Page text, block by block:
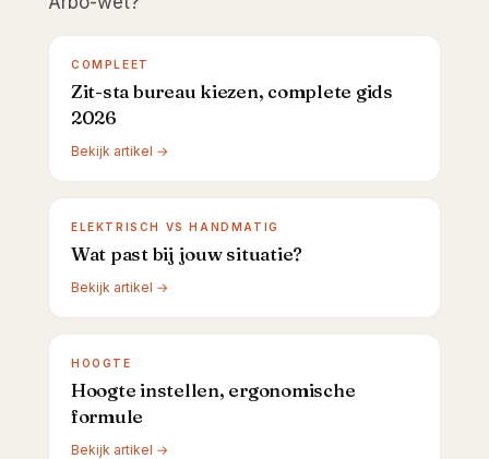
COMPLEET
Zit-sta bureau kiezen, complete gids
2026
Bekijk artikel →
ELEKTRISCH VS HANDMATIG
Wat past bij jouw situatie?
Bekijk artikel →
HOOGTE
Hoogte instellen, ergonomische
formule
Bekijk artikel →